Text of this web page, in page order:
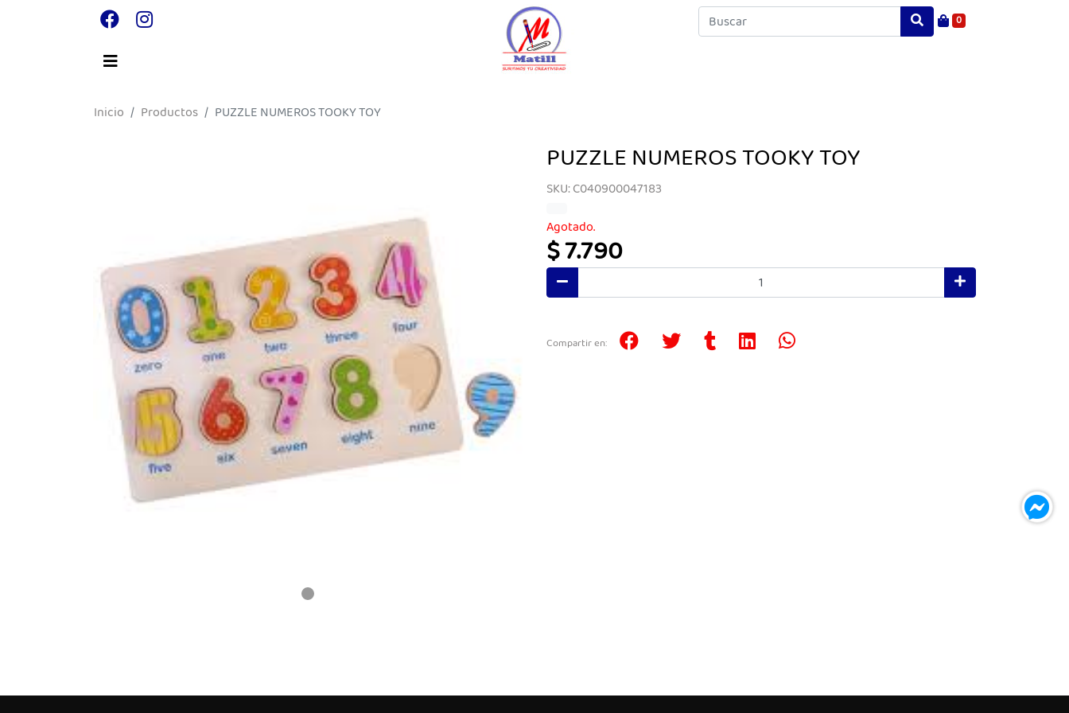
0
Inicio Productos PUZZLE NUMEROS TOOKY TOY
PUZZLE NUMEROS TOOKY TOY
SKU: C040900047183
Agotado.
$ 7.790
Compartir en: